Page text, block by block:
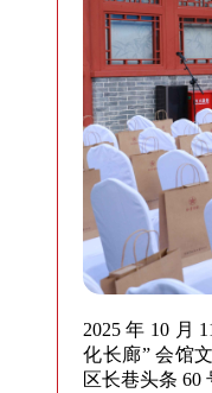
2025 年 10 月
化长廊” 会馆
区长巷头条 60